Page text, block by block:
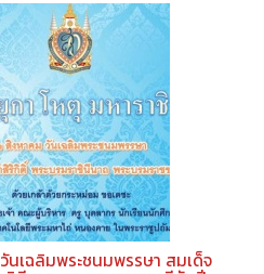
นเฉลิมพระชนมพรรษา สมเด็จ